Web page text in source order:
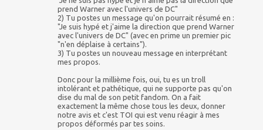
prend Warner avec l'univers de DC"
2) Tu postes un message qu'on pourrait résumé en :
"Je suis hypé et j'aime la direction que prend Warner
avec l'univers de DC" (avec en prime un premier pic
"n'en déplaise à certains").
3) Tu postes un nouveau message en interprétant
mes propos.
Donc pour la millième fois, oui, tu es un troll
intolérant et pathétique, qui ne supporte pas qu'on
dise du mal de son petit fandom. On a fait
exactement la même chose tous les deux, donner
notre avis et c'est TOI qui est venu réagir à mes
propos déformés par tes soins.